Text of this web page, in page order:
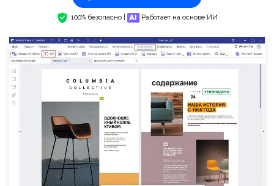
100% безопасно | Работает на основе ИИ